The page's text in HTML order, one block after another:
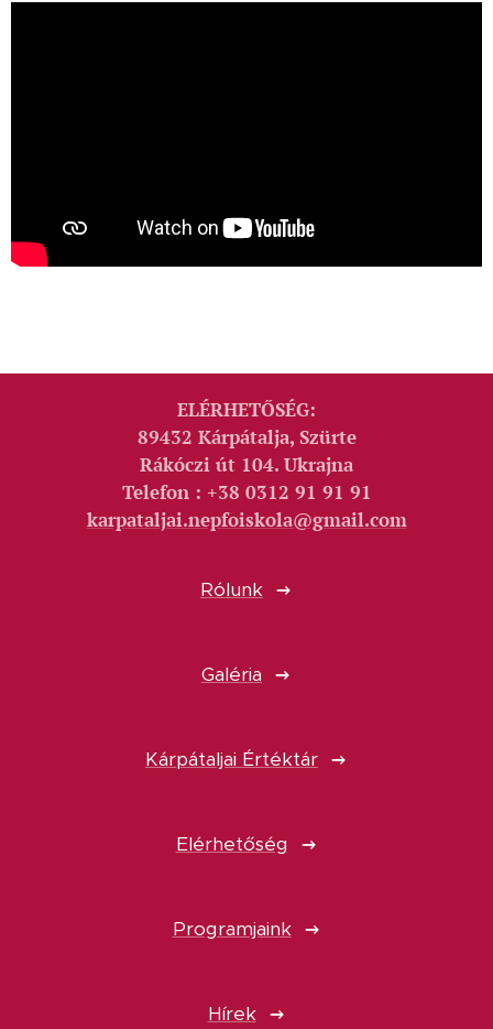
ELÉRHETŐSÉG:
89432 Kárpátalja, Szürte
Rákóczi út 104. Ukrajna
Telefon : +38 0312 91 91 91
karpataljai.nepfoiskola@gmail.com
Rólunk
Galéria
Kárpátaljai Értéktár
Elérhetőség
Programjaink
Hírek